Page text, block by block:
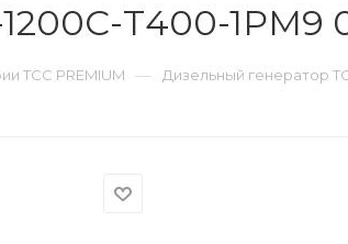
Т400-1РМ9
ТСС PREMIUM — Дизельный генератор